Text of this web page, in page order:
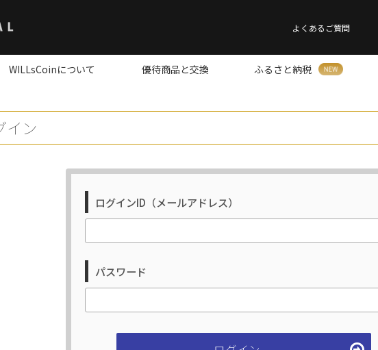
よくあるご質問
WILLsCoinについて 優待商品と交換 ふるさと納税
イン
ログインID（メールアドレス）
パスワード